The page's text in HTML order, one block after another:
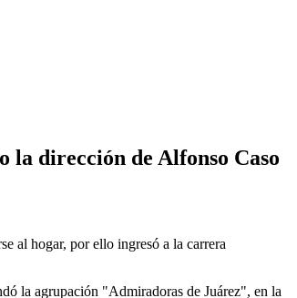
la dirección de Alfonso Caso
al hogar, por ello ingresó a la carrera
la agrupación "Admiradoras de Juárez", en la